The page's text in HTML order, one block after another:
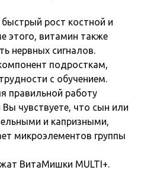
рост костной и
этого, витамин также
нервных сигналов.
подросткам,
с обучением.
правильной работу
чувствуете, что сын или
и капризными,
микроэлементов группы
ВитаМишки MULTI+.